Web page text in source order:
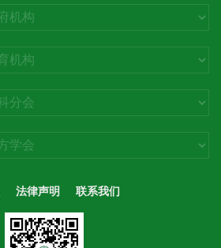
法律声明 联系我们